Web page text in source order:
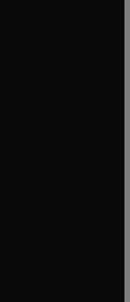
window
window
tab/window
new tab/window
window
window